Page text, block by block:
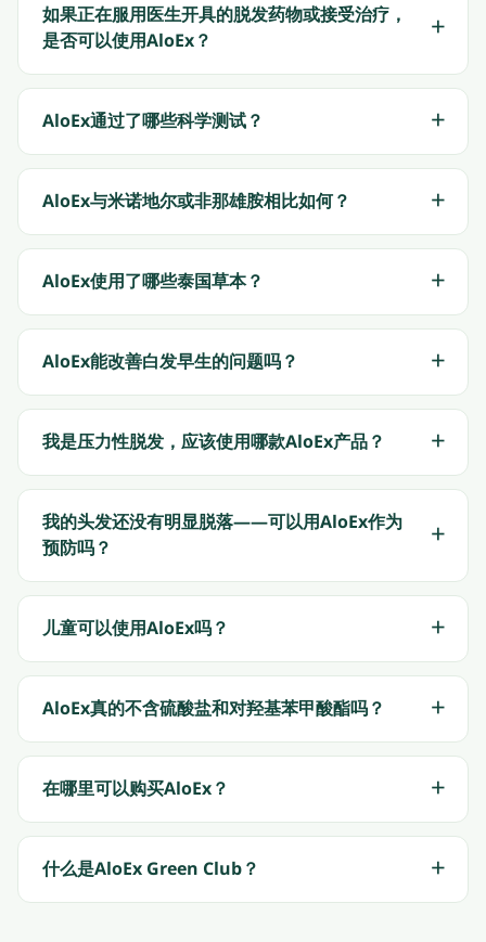
如果正在服用医生开具的脱发药物或接受治疗，
是否可以使用AloEx？
AloEx通过了哪些科学测试？
AloEx与米诺地尔或非那雄胺相比如何？
AloEx使用了哪些泰国草本？
AloEx能改善白发早生的问题吗？
我是压力性脱发，应该使用哪款AloEx产品？
我的头发还没有明显脱落——可以用AloEx作为
预防吗？
儿童可以使用AloEx吗？
AloEx真的不含硫酸盐和对羟基苯甲酸酯吗？
在哪里可以购买AloEx？
什么是AloEx Green Club？